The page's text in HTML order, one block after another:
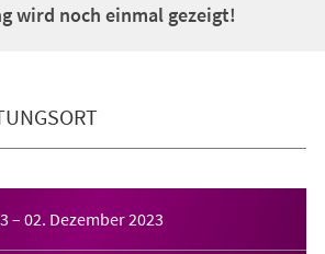
wird noch einmal gezeigt!
– 02. Dezember 2023